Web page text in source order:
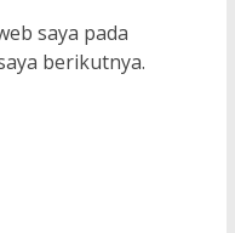
saya pada
berikutnya.